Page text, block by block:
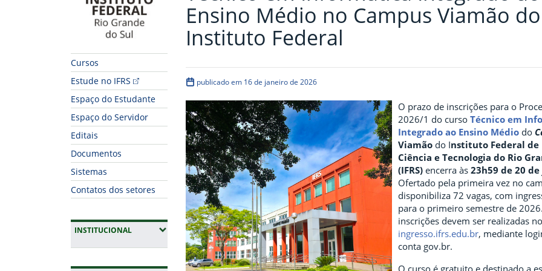
Cursos
Estude no IFRS
Espaço do Estudante
Espaço do Servidor
Editais
Documentos
Sistemas
Contatos dos setores
INSTITUCIONAL(EXPANDIR SUBMENUS)
Ensino Médio no Campus Viamão do
Instituto Federal
publicado em 16 de janeiro de 2026
O prazo de inscrições para o
2026/1 do cursoTécnico em
Integrado ao Ensino Médio do
Viamão do Instituto Federal de
Ciência e Tecnologia do Rio
(IFRS) encerra às23h59 de 20
Ofertado pela primeira vez no
disponibiliza 72 vagas, com
para o primeiro semestre de
inscrições devem ser realizadas
ingresso.ifrs.edu.br, mediante
conta gov.br.
O curso é gratuito e destinado a